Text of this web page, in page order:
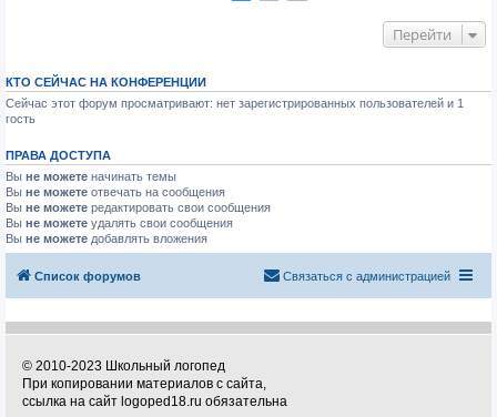
Перейти
КТО СЕЙЧАС НА КОНФЕРЕНЦИИ
Сейчас этот форум просматривают: нет зарегистрированных пользователей и 1
гость
ПРАВА ДОСТУПА
Вы не можете начинать темы
Вы не можете отвечать на сообщения
Вы не можете редактировать свои сообщения
Вы не можете удалять свои сообщения
Вы не можете добавлять вложения
Список форумов Связаться с администрацией
© 2010-2023 Школьный логопед
При копировании материалов с сайта,
ссылка на сайт logoped18.ru обязательна